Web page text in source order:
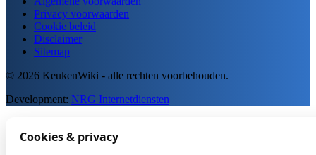
Privacy voorwaarden
Cookie beleid
Disclaimer
Sitemap
© 2026 KeukenWiki - alle rechten voorbehouden.
Development: NRG Internetdiensten
Cookies & privacy